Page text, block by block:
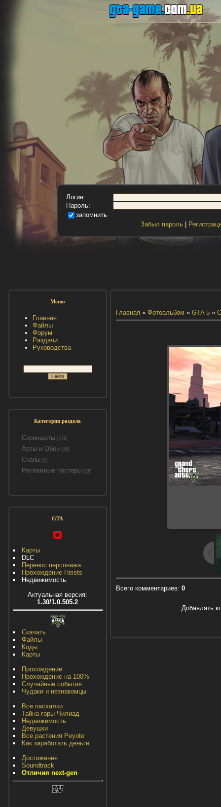
Логин:
Пароль:
запомнить
Забыл пароль|
Меню
Главная
Файлы
Форум
Раздачи
Руководства
Категории раздела
Скриншоты [176]
Арты и Обои [35]
Сканы [0]
Рекламные постеры [26]
GTA
Карты
DLC
Перенос персонажа
Прохождение Heists
Недвижимость
Актуальная версия:
1.30/1.0.505.2
Скачать
Файлы
Коды
Карты
Прохождение
Прохождение на 100%
Случайные события
Чудаки и незнакомцы
Все пасхалки
Тайна горы Чилиад
Недвижимость
Девушки
Все растения Peyote
Как заработать деньги
Достижения
Soundtrack
Отличия next-gen
Главная» Фотоальбом » GTA 5»
Всего комментариев: 0
Добавлять